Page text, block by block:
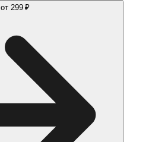
от 299 ₽